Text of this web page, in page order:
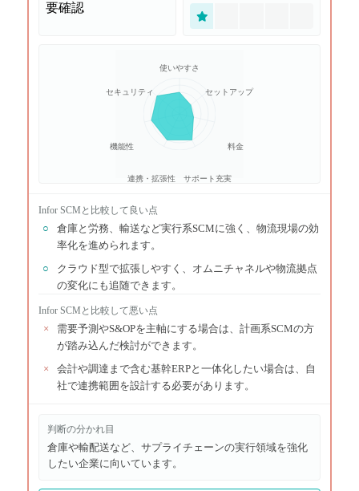
要確認
使いやすさ
セットアップ
料金
サポート充実
連携・拡張性
機能性
セキュリティ
Infor SCM と比較して良い点
○
倉庫と労務、輸送など実行系SCMに強く、物流現場の効
率化を進められます。
○
クラウド型で拡張しやすく、オムニチャネルや物流拠点
の変化にも追随できます。
Infor SCM と比較して悪い点
×
需要予測やS&OPを主軸にする場合は、計画系SCMの方
が踏み込んだ検討ができます。
×
会計や調達まで含む基幹ERPと一体化したい場合は、自
社で連携範囲を設計する必要があります。
判断の分かれ目
倉庫や輸配送など、サプライチェーンの実行領域を強化
したい企業に向いています。